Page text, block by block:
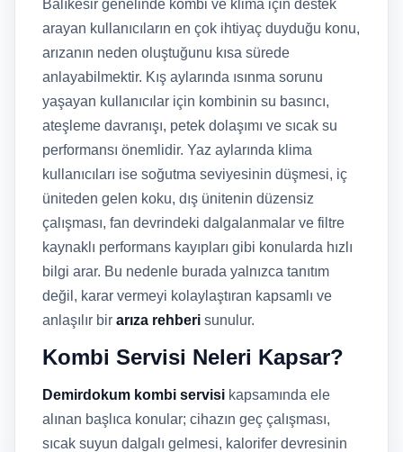
Balıkesir genelinde kombi ve klima için destek
arayan kullanıcıların en çok ihtiyaç duyduğu konu,
arızanın neden oluştuğunu kısa sürede
anlayabilmektir. Kış aylarında ısınma sorunu
yaşayan kullanıcılar için kombinin su basıncı,
ateşleme davranışı, petek dolaşımı ve sıcak su
performansı önemlidir. Yaz aylarında klima
kullanıcıları ise soğutma seviyesinin düşmesi, iç
üniteden gelen koku, dış ünitenin düzensiz
çalışması, fan devrindeki dalgalanmalar ve filtre
kaynaklı performans kayıpları gibi konularda hızlı
bilgi arar. Bu nedenle burada yalnızca tanıtım
değil, karar vermeyi kolaylaştıran kapsamlı ve
anlaşılır bir arıza rehberi sunulur.
Kombi Servisi Neleri Kapsar?
Demirdokum kombi servisi kapsamında ele
alınan başlıca konular; cihazın geç çalışması,
sıcak suyun dalgalı gelmesi, kalorifer devresinin